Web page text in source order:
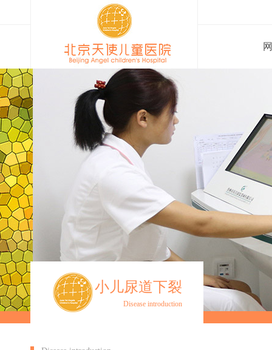
小儿尿道下裂
Disease introduction